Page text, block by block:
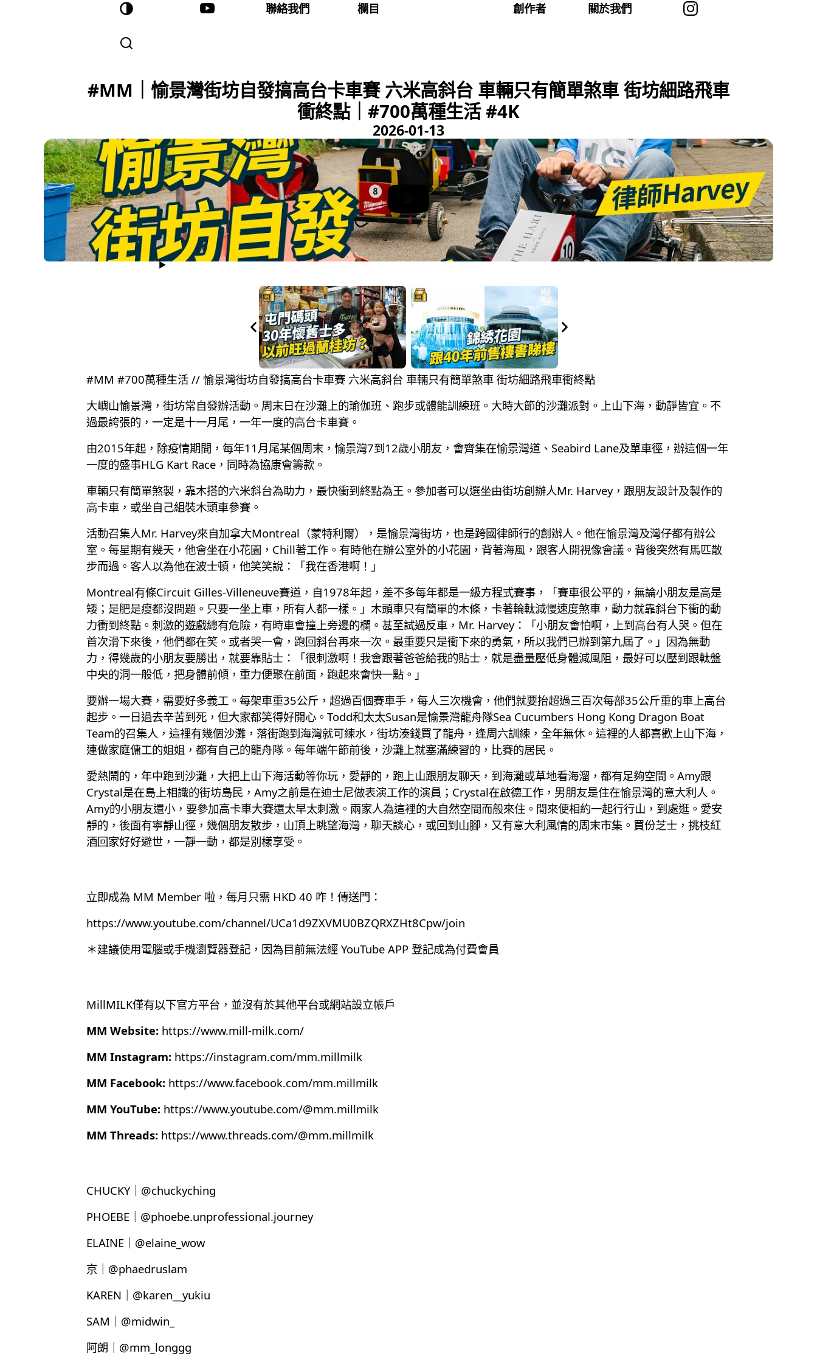
聯絡我們 欄目 創作者 關於我們
#MM｜愉景灣街坊自發搞高台卡車賽 六米高斜台 車輛只有簡單煞車 街坊細路飛車
衝終點｜#700萬種生活 #4K
2026-01-13
#MM #700萬種生活 // 愉景灣街坊自發搞高台卡車賽 六米高斜台 車輛只有簡單煞車 街坊細路飛車衝終點
大嶼山愉景灣，街坊常自發辦活動。周末日在沙灘上的瑜伽班、跑步或體能訓練班。大時大節的沙灘派對。上山下海，動靜皆宜。不
過最誇張的，一定是十一月尾，一年一度的高台卡車賽。
由2015年起，除疫情期間，每年11月尾某個周末，愉景灣7到12歲小朋友，會齊集在愉景灣道、Seabird Lane及單車徑，辦這個一年
一度的盛事HLG Kart Race，同時為協康會籌款。
車輛只有簡單煞製，靠木搭的六米斜台為助力，最快衝到終點為王。參加者可以選坐由街坊創辦人Mr. Harvey，跟朋友設計及製作的
高卡車，或坐自己組裝木頭車參賽。
活動召集人Mr. Harvey來自加拿大Montreal（蒙特利爾），是愉景灣街坊，也是跨國律師行的創辦人。他在愉景灣及灣仔都有辦公
室。每星期有幾天，他會坐在小花園，Chill著工作。有時他在辦公室外的小花園，背著海風，跟客人開視像會議。背後突然有馬匹散
步而過。客人以為他在波士頓，他笑笑說：「我在香港啊！」
Montreal有條Circuit Gilles-Villeneuve賽道，自1978年起，差不多每年都是一級方程式賽事，「賽車很公平的，無論小朋友是高是
矮；是肥是瘦都沒問題。只要一坐上車，所有人都一樣。」木頭車只有簡單的木條，卡著輪軚減慢速度煞車，動力就靠斜台下衝的動
力衝到終點。刺激的遊戲總有危險，有時車會撞上旁邊的欄。甚至試過反車，Mr. Harvey：「小朋友會怕啊，上到高台有人哭。但在
首次滑下來後，他們都在笑。或者哭一會，跑回斜台再來一次。最重要只是衝下來的勇氣，所以我們已辦到第九屆了。」因為無動
力，得幾歲的小朋友要勝出，就要靠貼士：「很刺激啊！我會跟著爸爸給我的貼士，就是盡量壓低身體減風阻，最好可以壓到跟軚盤
中央的洞一般低，把身體前傾，重力便聚在前面，跑起來會快一點。」
要辦一場大賽，需要好多義工。每架車重35公斤，超過百個賽車手，每人三次機會，他們就要抬超過三百次每部35公斤重的車上高台
起步。一日過去辛苦到死，但大家都笑得好開心。Todd和太太Susan是愉景灣龍舟隊Sea Cucumbers Hong Kong Dragon Boat
Team的召集人，這裡有幾個沙灘，落街跑到海灣就可練水，街坊湊錢買了龍舟，逢周六訓練，全年無休。這裡的人都喜歡上山下海，
連做家庭傭工的姐姐，都有自己的龍舟隊。每年端午節前後，沙灘上就塞滿練習的，比賽的居民。
愛熱鬧的，年中跑到沙灘，大把上山下海活動等你玩，愛靜的，跑上山跟朋友聊天，到海灘或草地看海溜，都有足夠空間。Amy跟
Crystal是在島上相識的街坊島民，Amy之前是在迪士尼做表演工作的演員；Crystal在啟德工作，男朋友是住在愉景灣的意大利人。
Amy的小朋友還小，要參加高卡車大賽還太早太刺激。兩家人為這裡的大自然空間而般來住。閒來便相約一起行行山，到處逛。愛安
靜的，後面有寧靜山徑，幾個朋友散步，山頂上眺望海灣，聊天談心，或回到山腳，又有意大利風情的周末市集。買份芝士，挑枝紅
酒回家好好避世，一靜一動，都是別樣享受。
立即成為 MM Member 啦，每月只需 HKD 40 咋！傳送門：
https://www.youtube.com/channel/UCa1d9ZXVMU0BZQRXZHt8Cpw/join
＊建議使用電腦或手機瀏覽器登記，因為目前無法經 YouTube APP 登記成為付費會員
MillMILK僅有以下官方平台，並沒有於其他平台或網站設立帳戶
MM Website: https://www.mill-milk.com/
MM Instagram: https://instagram.com/mm.millmilk
MM Facebook: https://www.facebook.com/mm.millmilk
MM YouTube: https://www.youtube.com/@mm.millmilk
MM Threads: https://www.threads.com/@mm.millmilk
CHUCKY｜@chuckyching
PHOEBE｜@phoebe.unprofessional.journey
ELAINE｜@elaine_wow
京｜@phaedruslam
KAREN｜@karen__yukiu
SAM｜@midwin_
阿朗｜@mm_longgg